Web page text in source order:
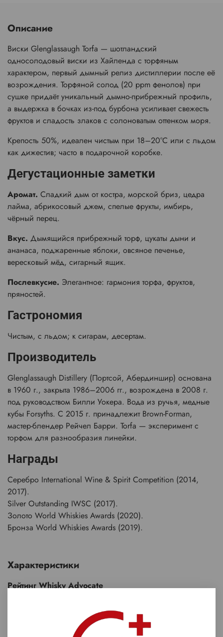
Описание
Виски Glenglassaugh Torfa — шотландский
односолодовый виски из Хайленда с торфяным
характером, первый дымный релиз дистиллерии после её
возрождения. Торфяной солод (20 ppm фенолов) при
сушке придаёт уникальный дымно-прибрежный профиль,
а выдержка в бочках из-под бурбона усиливает свежесть
фруктов и сладость злаков с солоноватым оттенком моря.
Крепость 50%, идеален чистым при 18–20°C или с льдом
как дижестив; часто в подарочной коробке.
Дегустационные заметки
Аромат. Сладкий дым от костра, морской бриз, цедра
лайма, абрикосовый джем, спелые фрукты, имбирь,
чёрный перец.
Вкус. Дымящийся прибрежный торф, цукаты дыни и
ананаса, поджаренные яблоки, овсяное печенье,
вересковый мёд, сигарный ящик.
Послевкусие. Элегантное: гармония торфа, фруктов,
пряностей.
Гастрономия
Чистым, с льдом; к сигарам, десертам.
Производитель
Glenglassaugh Distillery (Портсой, Абердиншир) основана
в 1960 г., закрыта 1986–2006 гг., возрождена в 2008 г.
под руководством Билли Уокера. Вода из ручья, медные
кубы Forsyths. С 2015 г. принадлежит Brown-Forman,
мастер-блендер Рейчел Барри. Torfa — эксперимент с
торфом для разнообразия линейки.
Награды
Серебро International Wine & Spirit Competition (2014,
2017).
Silver Outstanding IWSC (2017).
Золото World Whiskies Awards (2020).
Бронза World Whiskies Awards (2019).
Характеристики
Рейтинг Whisky Advocate